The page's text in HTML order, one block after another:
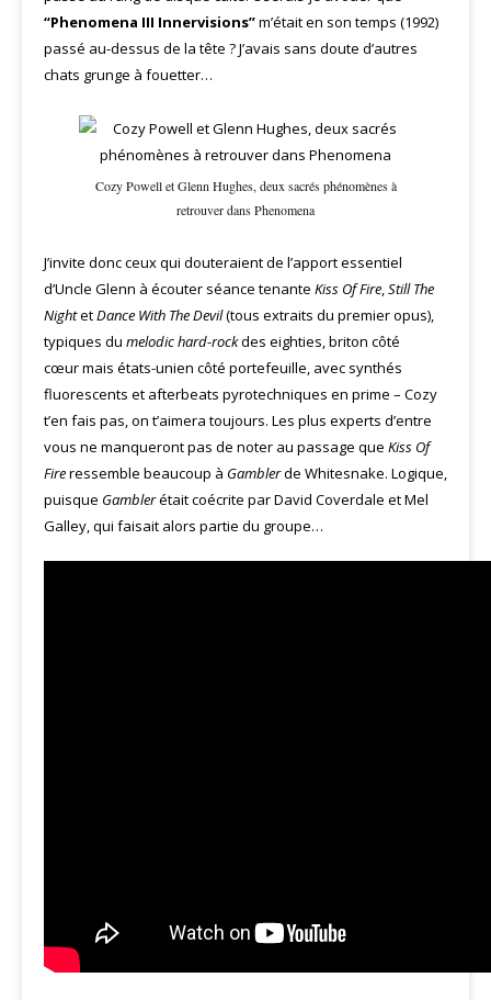
“Phenomena III Innervisions”m’était en son temps (1992)
passé au-dessus de la tête ? J’avais sans doute d’autres
chats grunge à fouetter…
Cozy Powell et Glenn Hughes, deux sacrés phénomènes à
retrouver dans Phenomena
J’invite donc ceux qui douteraient de l’apport essentiel
d’Uncle Glenn à écouter séance tenante Kiss Of Fire,Still The
NightetDance With The Devil(tous extraits du premier opus),
typiques du melodic hard-rockdes eighties, briton côté
cœur mais états-unien côté portefeuille, avec synthés
fluorescents et afterbeats pyrotechniques en prime – Cozy
t’en fais pas, on t’aimera toujours. Les plus experts d’entre
vous ne manqueront pas de noter au passage que Kiss Of
Fireressemble beaucoup à Gamblerde Whitesnake. Logique,
puisque Gamblerétait coécrite par David Coverdale et Mel
Galley, qui faisait alors partie du groupe…